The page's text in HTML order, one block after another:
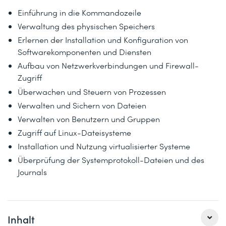
Einführung in die Kommandozeile
Verwaltung des physischen Speichers
Erlernen der Installation und Konfiguration von
Softwarekomponenten und Diensten
Aufbau von Netzwerkverbindungen und Firewall-
Zugriff
Überwachen und Steuern von Prozessen
Verwalten und Sichern von Dateien
Verwalten von Benutzern und Gruppen
Zugriff auf Linux-Dateisysteme
Installation und Nutzung virtualisierter Systeme
Überprüfung der Systemprotokoll-Dateien und des
Journals
Inhalt